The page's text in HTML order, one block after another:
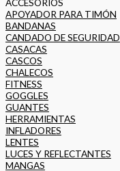
ACCESORIOS
APOYADOR PARA TIMÓN
BANDANAS
CANDADO DE SEGURIDAD
CASACAS
CASCOS
CHALECOS
FITNESS
GOGGLES
GUANTES
HERRAMIENTAS
INFLADORES
LENTES
LUCES Y REFLECTANTES
MANGAS